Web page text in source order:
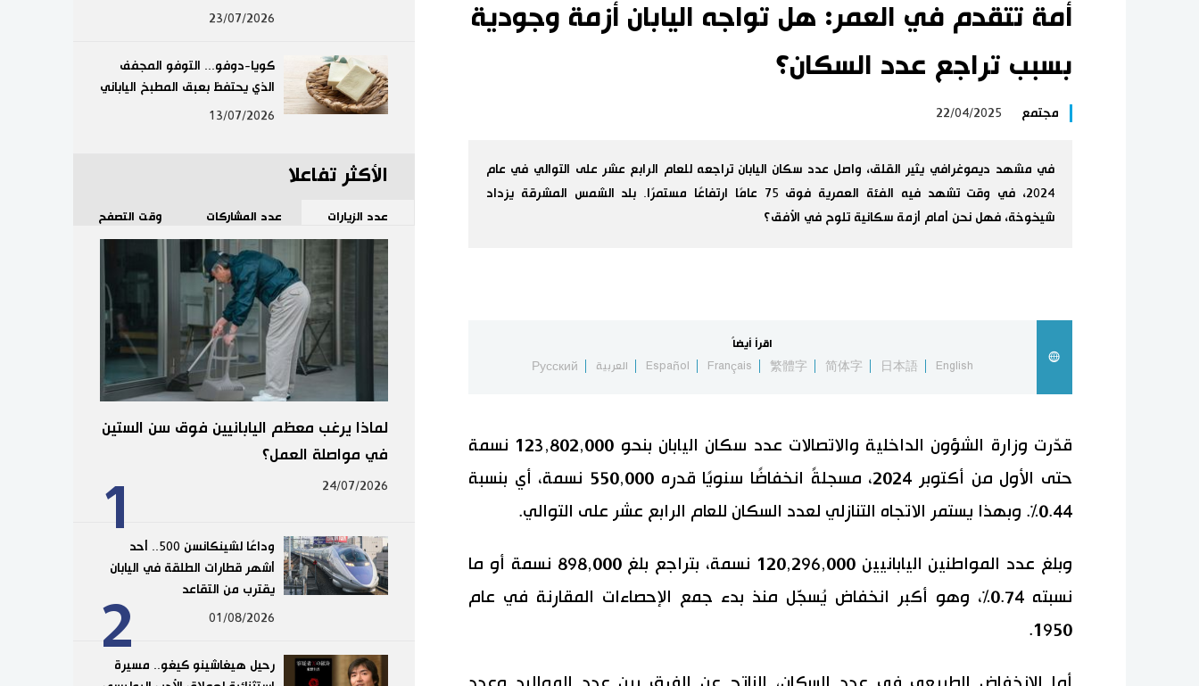
أمة تتقدم في العمر: هل تواجه اليابان أزمة وجودية
بسبب تراجع عدد السكان؟
مجتمع 22/04/2025
في مشهد ديموغرافي يثير القلق، واصل عدد سكان اليابان تراجعه للعام الرابع عشر على التوالي في عام
2024، في وقت تشهد فيه الفئة العمرية فوق 75 عامًا ارتفاعًا مستمرًا. بلد الشمس المشرقة يزداد
شيخوخة، فهل نحن أمام أزمة سكانية تلوح في الأفق؟
اقرأ أيضاً
English
日本語
简体字
繁體字
Français
Español العربية Русский
قدّرت وزارة الشؤون الداخلية والاتصالات عدد سكان اليابان بنحو 123,802,000 نسمة
حتى الأول من أكتوبر 2024، مسجلةً انخفاضًا سنويًا قدره 550,000 نسمة، أي بنسبة
0.44%. وبهذا يستمر الاتجاه التنازلي لعدد السكان للعام الرابع عشر على التوالي.
وبلغ عدد المواطنين اليابانيين 120,296,000 نسمة، بتراجع بلغ 898,000 نسمة أو ما
نسبته 0.74%، وهو أكبر انخفاض يُسجَّل منذ بدء جمع الإحصاءات المقارنة في عام
1950.
23/07/2026
كويا-دوفو... التوفو المجفف
الذي يحتفظ بعبق المطبخ الياباني
13/07/2026
الأكثر تفاعلا
عدد الزيارات عدد المشاركات وقت التصفح
1
لماذا يرغب معظم اليابانيين فوق سن الستين
في مواصلة العمل؟
24/07/2026
2
وداعًا لشينكانسن 500.. أحد
أشهر قطارات الطلقة في اليابان
يقترب من التقاعد
01/08/2026
رحيل هيغاشينو كيغو.. مسيرة